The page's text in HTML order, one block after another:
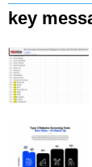
key